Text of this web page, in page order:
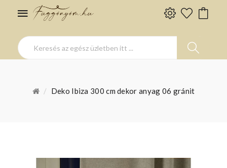
Deko Ibiza 300 cm dekor anyag 06 gránit